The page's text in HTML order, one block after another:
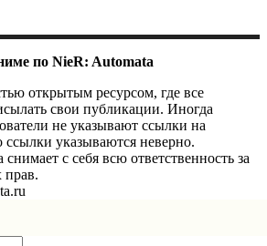
по NieR: Automata
открытым ресурсом, где все
свои публикации. Иногда
не указывают ссылки на
указываются неверно.
с себя всю ответственность за
прав.